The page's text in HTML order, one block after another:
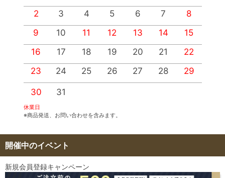
2
3 4 5 6 7
8
9
10 11 12 13 14
15
16
17 18 19 20 21
22
23
24 25 26 27 28 29
30 31
休業日
※商品発送、お問い合わせを含みます。
開催中のイベント
新規会員登録キャンペーン